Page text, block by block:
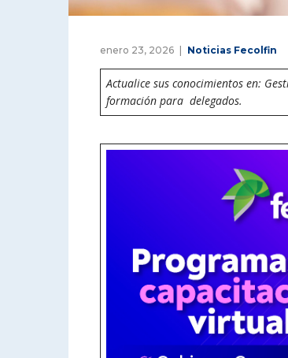
enero 23, 2026 Noticias Fecolfin
Actualice sus conocimientos en:
formación para delegados.